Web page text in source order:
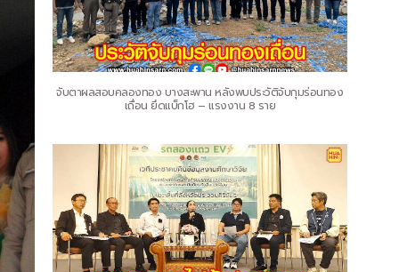
จับตาผลสอบคลองทอง บางสะพาน หลังพบประวัติจับกุมร่อนทอง
เถื่อน ยึดแบ็กโฮ – แรงงาน 8 ราย